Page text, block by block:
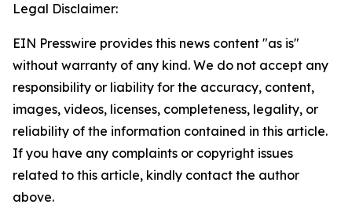
Legal Disclaimer:
EIN Presswire provides this news content "as is"
without warranty of any kind. We do not accept any
responsibility or liability for the accuracy, content,
images, videos, licenses, completeness, legality, or
reliability of the information contained in this article.
If you have any complaints or copyright issues
related to this article, kindly contact the author
above.